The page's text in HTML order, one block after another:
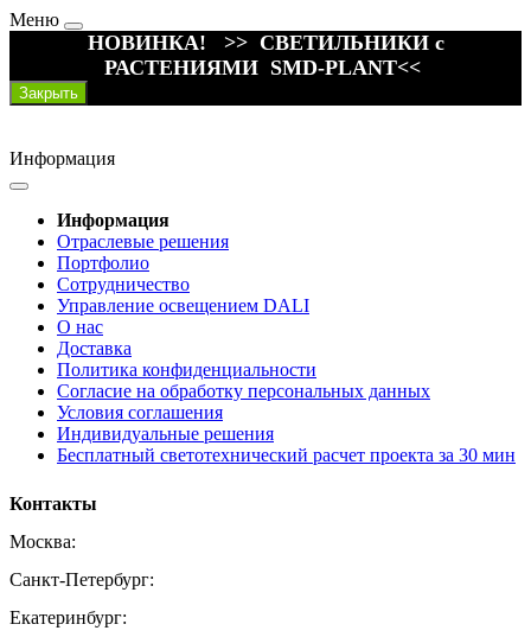
Меню
НОВИНКА! >> СВЕТИЛЬНИКИ с
РАСТЕНИЯМИ SMD-PLANT<<
Закрыть
Информация
Информация
Отраслевые решения
Портфолио
Сотрудничество
Управление освещением DALI
О нас
Доставка
Политика конфиденциальности
Согласие на обработку персональных данных
Условия соглашения
Индивидуальные решения
Бесплатный светотехнический расчет проекта за 30 мин
Контакты
Москва:
Санкт-Петербург:
Екатеринбург: